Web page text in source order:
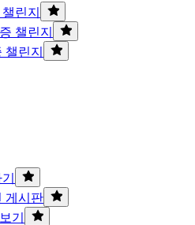
린지
챌린지
챌린지
게시판
기